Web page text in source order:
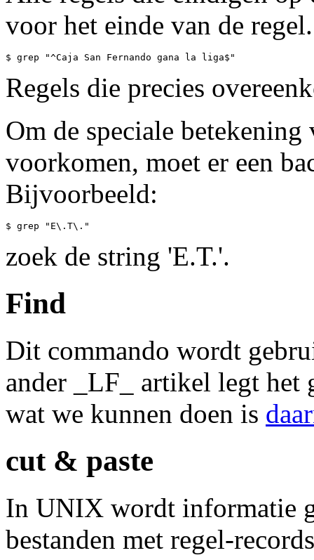
voor het einde van de regel.
Regels die precies
Om de speciale
voorkomen, moet er een
Bijvoorbeeld:
zoek de string 'E.T.'.
Find
Dit commando wordt
ander _LF_ artikel legt het
wat we kunnen doen is
cut & paste
In UNIX wordt informatie
bestanden met regel-